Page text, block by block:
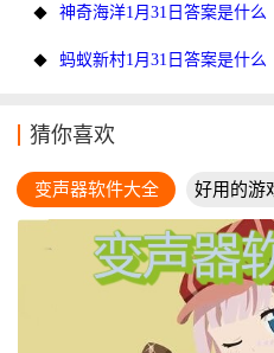
神奇海洋1月31日答案是什么
蚂蚁新村1月31日答案是什么
猜你喜欢
变声器软件大全
好用的游
具